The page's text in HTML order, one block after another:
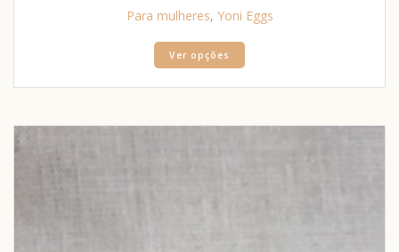
Para mulheres, Yoni Eggs
Ver opções